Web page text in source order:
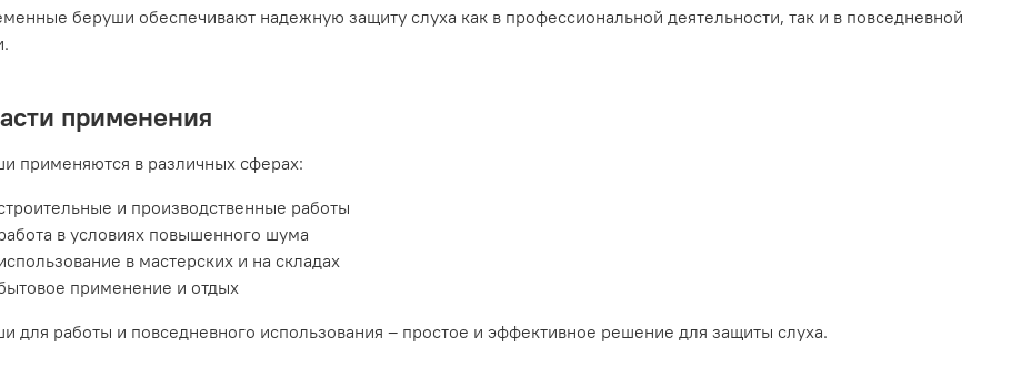
беруши обеспечивают надежную защиту слуха как в профессиональной деятельности, так и в повседневной
применения
применяются в различных сферах:
и производственные работы
в условиях повышенного шума
в мастерских и на складах
применение и отдых
для работы и повседневного использования – простое и эффективное решение для защиты слуха.